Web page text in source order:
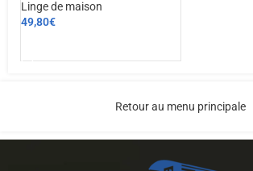
Linge de maison
49,80€
Retour au menu principale